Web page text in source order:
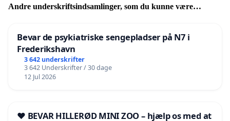
Andre underskriftsindsamlinger, som du kunne være
Bevar de psykiatriske sengepladser på N7 i
Frederikshavn
3 642 underskrifter
3 642 Underskrifter / 30 dage
12 Jul 2026
❤️ BEVAR HILLERØD MINI ZOO – hjælp os med at